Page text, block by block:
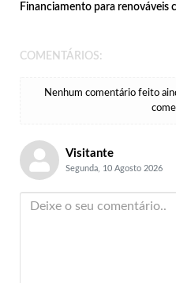
Financiamento para renováveis
COMENTÁRIOS:
Nenhum comentário feito
Visitante
Segunda, 10 Agosto 2026